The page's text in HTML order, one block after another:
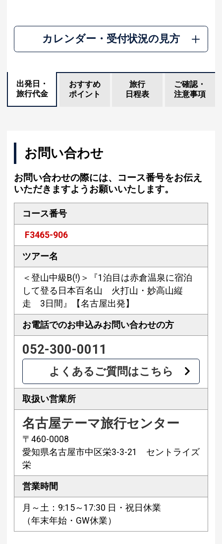
カレンダー・受付状況の見方
出発日・
旅行代金
おすすめ
ポイント
旅行
日程表
ご確認・
注意事項
お問い合わせ
お問い合わせの際には、コース番号をお伝え
いただきますようお願いいたします。
コース番号
F3465-906
ツアー名
＜登山中級B(!)＞『1泊目は赤倉温泉に宿泊
して登る日本百名山 火打山・妙高山縦
走 3日間』【名古屋出発】
お電話でのお申込みお問い合わせの方
052-300-0011
よくあるご質問はこちら
取扱い営業所
名古屋テーマ旅行センター
〒460-0008
愛知県名古屋市中区栄3-3-21 セントライズ
栄
営業時間
月～土：9:15～17:30 日・祝日休業
（年末年始・GW休業）